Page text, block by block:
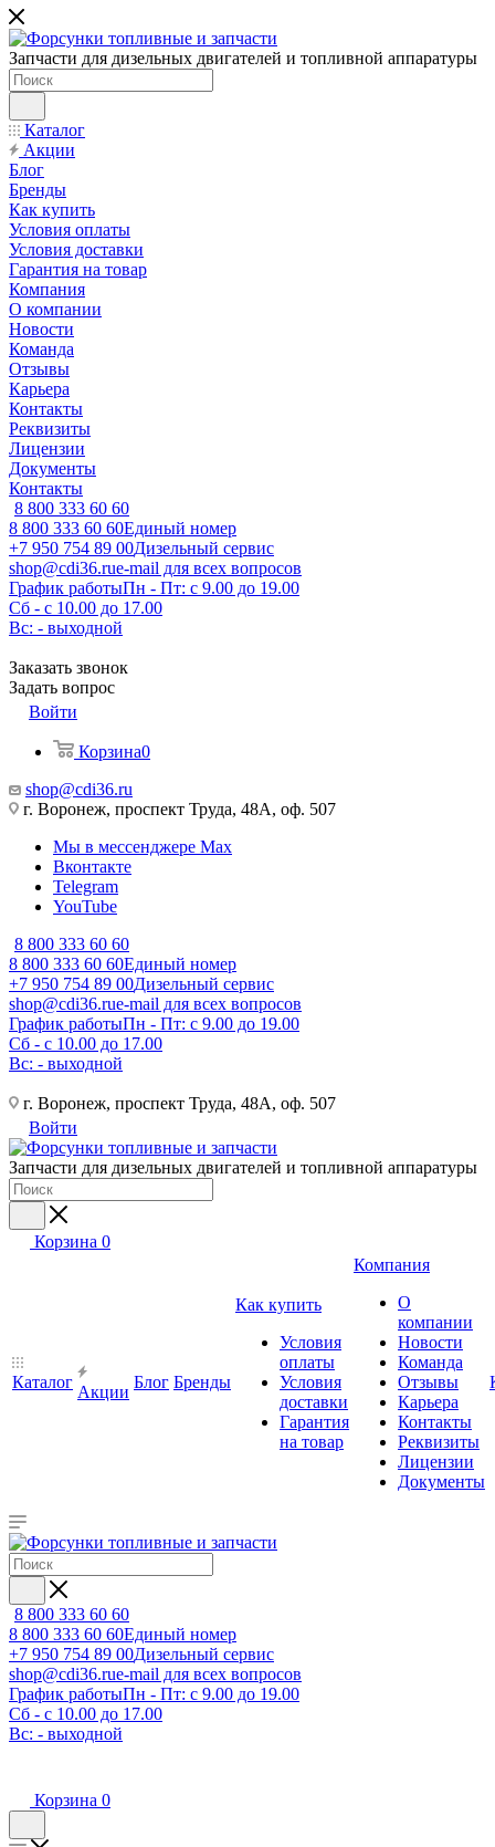
Запчасти для дизельных двигателей и топливной аппаратуры
Каталог
Акции
Блог
Бренды
Как купить
Условия оплаты
Условия доставки
Гарантия на товар
Компания
О компании
Новости
Команда
Отзывы
Карьера
Контакты
Реквизиты
Лицензии
Документы
Контакты
8 800 333 60 60
8 800 333 60 60Единый номер
+7 950 754 89 00Дизельный сервис
shop@cdi36.rue-mail для всех вопросов
График работыПн - Пт: с 9.00 до 19.00
Сб - с 10.00 до 17.00
Вс: - выходной
Заказать звонок
Задать вопрос
Войти
Корзина0
shop@cdi36.ru
г. Воронеж, проспект Труда, 48А, оф. 507
Мы в мессенджере Max
Вконтакте
Telegram
YouTube
8 800 333 60 60
8 800 333 60 60Единый номер
+7 950 754 89 00Дизельный сервис
shop@cdi36.rue-mail для всех вопросов
График работыПн - Пт: с 9.00 до 19.00
Сб - с 10.00 до 17.00
Вс: - выходной
г. Воронеж, проспект Труда, 48А, оф. 507
Войти
Запчасти для дизельных двигателей и топливной аппаратуры
Корзина 0
Каталог
Акции
Блог Бренды
Как купить
Условия
оплаты
Условия
доставки
Гарантия
на товар
Компания
О
компании
Новости
Команда
Отзывы
Карьера
Контакты
Реквизиты
Лицензии
Документы
8 800 333 60 60
8 800 333 60 60Единый номер
+7 950 754 89 00Дизельный сервис
shop@cdi36.rue-mail для всех вопросов
График работыПн - Пт: с 9.00 до 19.00
Сб - с 10.00 до 17.00
Вс: - выходной
Корзина 0